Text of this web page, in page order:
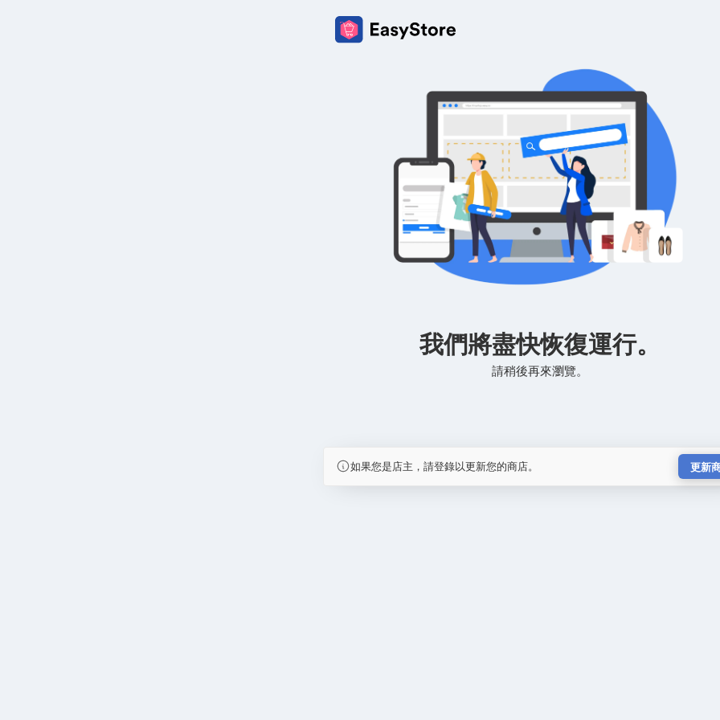
我們將盡快恢復運行。
請稍後再來瀏覽。
如果您是店主，請登錄以更新您的商店。 更新